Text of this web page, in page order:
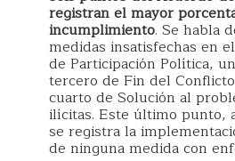
registran el mayor
incumplimiento. Se habla
medidas insatisfechas en
de Participación Política,
tercero de Fin del
cuarto de Solución al
ilícitas. Este último punto,
se registra la
de ninguna medida con